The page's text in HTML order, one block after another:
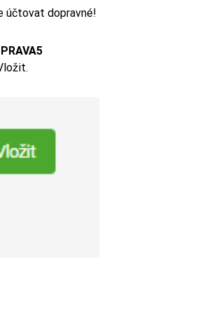
účtovat dopravné!